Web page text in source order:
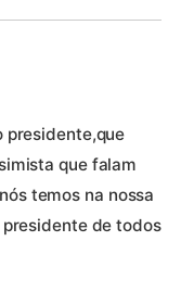
presidente,que
que falam
temos na nossa
de todos